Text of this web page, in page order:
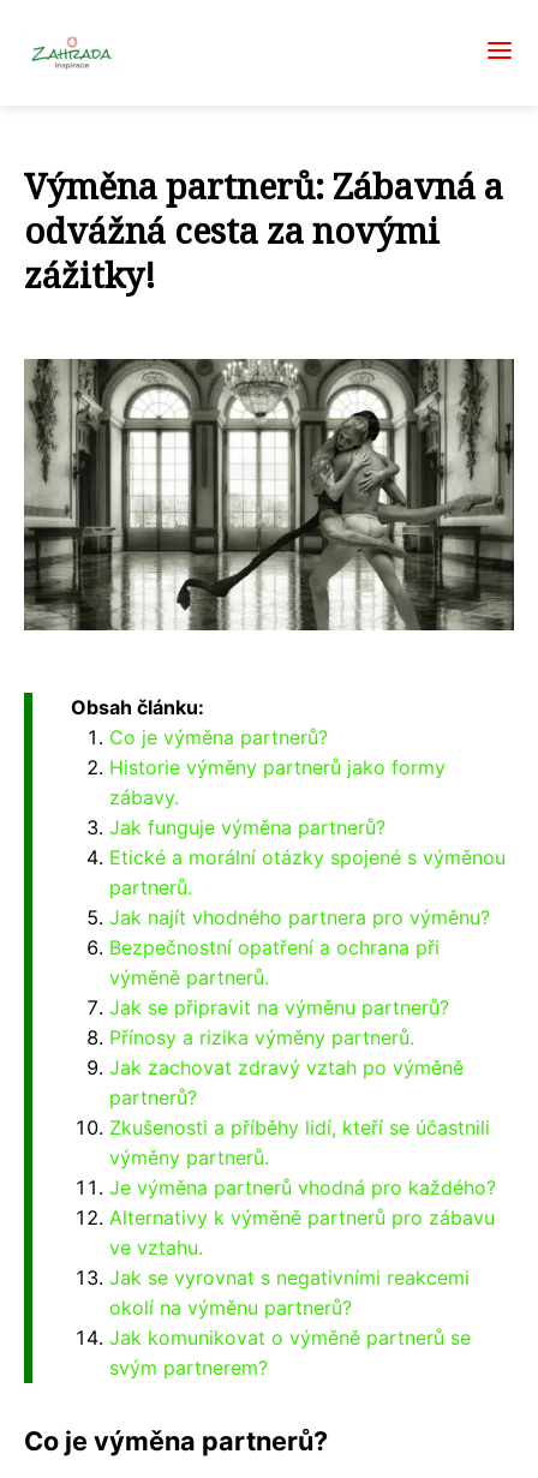
Výměna partnerů: Zábavná a
odvážná cesta za novými
zážitky!
Obsah článku:
Co je výměna partnerů?
Historie výměny partnerů jako formy
zábavy.
Jak funguje výměna partnerů?
Etické a morální otázky spojené s výměnou
partnerů.
Jak najít vhodného partnera pro výměnu?
Bezpečnostní opatření a ochrana při
výměně partnerů.
Jak se připravit na výměnu partnerů?
Přínosy a rizika výměny partnerů.
Jak zachovat zdravý vztah po výměně
partnerů?
Zkušenosti a příběhy lidí, kteří se účastnili
výměny partnerů.
Je výměna partnerů vhodná pro každého?
Alternativy k výměně partnerů pro zábavu
ve vztahu.
Jak se vyrovnat s negativními reakcemi
okolí na výměnu partnerů?
Jak komunikovat o výměně partnerů se
svým partnerem?
Co je výměna partnerů?